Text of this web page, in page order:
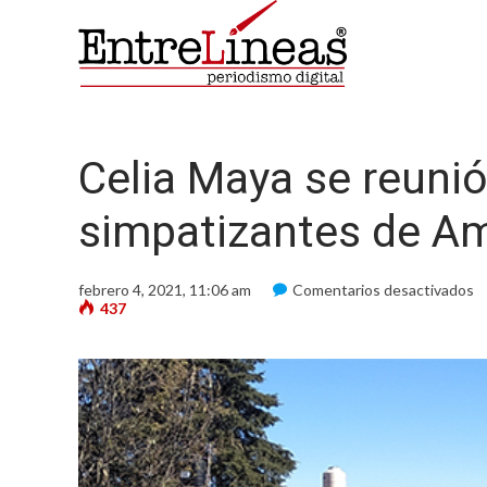
Celia Maya se
simpatizantes de
febrero 4, 2021, 11:06 am Comentarios desactivados
437